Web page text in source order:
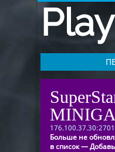
Play
Больше не
в список —